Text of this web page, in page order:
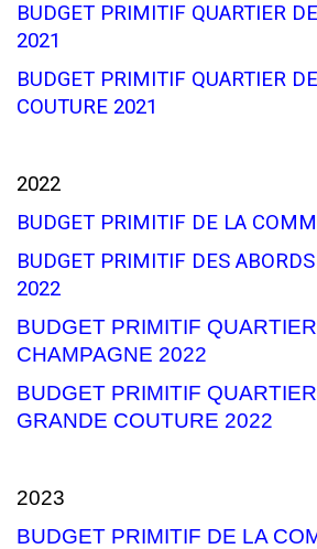
BUDGET PRIMITIF QUARTIER
2021
BUDGET PRIMITIF QUARTIER
COUTURE 2021
2022
BUDGET PRIMITIF DE LA
BUDGET PRIMITIF DES
2022
BUDGET PRIMITIF
CHAMPAGNE 2022
BUDGET PRIMITIF
GRANDE COUTURE 2022
2023
BUDGET PRIMITIF DE LA